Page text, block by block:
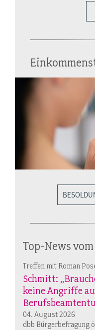
Top-News
Treffen mit Roman
Schmitt:
keine Angriffe
04. August 2026
dbb Bürgerbefragung